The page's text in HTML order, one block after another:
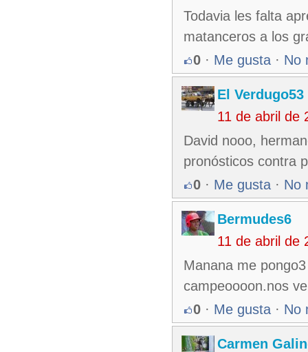
Todavia les falta
matanceros a los
0 · Me gusta · No
El Verdugo53
11 de abril de
David nooo,
pronósticos contra
0 · Me gusta · No
Bermudes6
11 de abril de
Manana me
campeoooon.nos
0 · Me gusta · No
Carmen